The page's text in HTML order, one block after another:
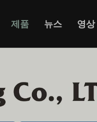
제품 뉴스 영상